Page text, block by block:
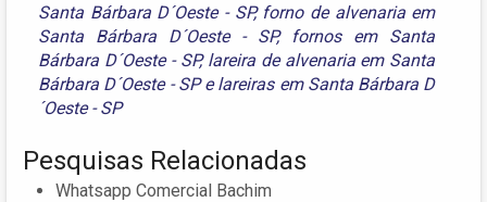
Santa Bárbara D´Oeste - SP, forno de alvenaria em
Santa Bárbara D´Oeste - SP, fornos em Santa
Bárbara D´Oeste - SP, lareira de alvenaria em Santa
Bárbara D´Oeste - SPelareiras em Santa Bárbara D
´Oeste - SP
Pesquisas Relacionadas
Whatsapp Comercial Bachim